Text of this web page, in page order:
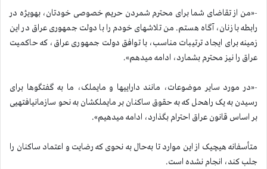
-«من از تقاضای شما برای محترم شمردن حریم خصوصی خودتان، بهویژه در
رابطه با زنان، آگاه هستم. من تلاشهای خودم را با دولت جمهوری عراق در این
زمینه برای ایجاد ترتیبات مناسب، با توافق دولت جمهوری عراق، که حاکمیت
عراق را نیز محترم بشمارد، ادامه میدهم».
-«در مورد سایر موضوعات، مانند داراییها و مایملک، ما به گفتگوها برای
رسیدن به یک راهحل که به حقوق ساکنان بر مایملکشان به نحو سازمانیافتهیی
بر اساس قانون عراق احترام بگذارد، ادامه میدهیم».
متأسفانه هیچیک از این موارد تا به‌حال به نحوی که رضایت و اعتماد ساکنان را
جلب کند، انجام نشده است.